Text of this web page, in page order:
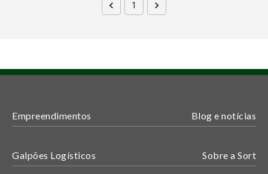
1
Empreendimentos Blog e notícias
Galpões Logísticos Sobre a Sort